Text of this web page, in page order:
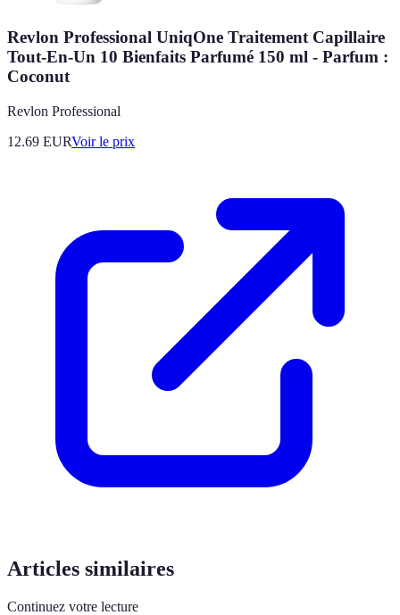
Revlon Professional UniqOne Traitement Capillaire
Tout-En-Un 10 Bienfaits Parfumé 150 ml - Parfum :
Coconut
Revlon Professional
12.69 EURVoir le prix
Articles similaires
Continuez votre lecture